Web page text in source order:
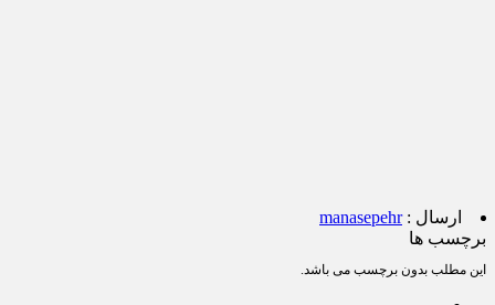
ارسال :manasepehr
برچسب ها
این مطلب بدون برچسب می باشد.